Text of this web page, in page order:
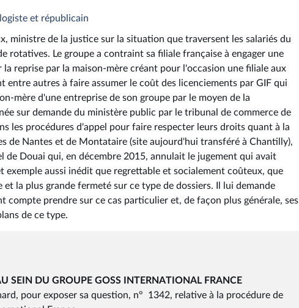
et républicain
ministre de la justice sur la situation que traversent les salariés du
rotatives. Le groupe a contraint sa filiale française à engager une
reprise par la maison-mère créant pour l'occasion une filiale aux
entre autres à faire assumer le coût des licenciements par GIF qui
mère d'une entreprise de son groupe par le moyen de la
sur demande du ministère public par le tribunal de commerce de
les procédures d'appel pour faire respecter leurs droits quant à la
de Nantes et de Montataire (site aujourd'hui transféré à Chantilly),
Douai qui, en décembre 2015, annulait le jugement qui avait
aussi inédit que regrettable et socialement coûteux, que
la plus grande fermeté sur ce type de dossiers. Il lui demande
compte prendre sur ce cas particulier et, de façon plus générale, ses
de ce type.
SEIN DU GROUPE GOSS INTERNATIONAL FRANCE
pour exposer sa question, n° 1342, relative à la procédure de